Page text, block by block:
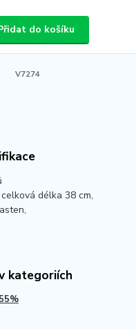
do košíku
V7274
délka 38 cm,
kategoriích